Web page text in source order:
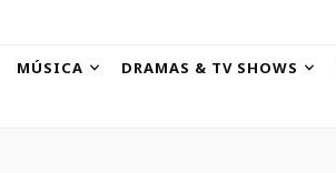
MÚSICA DRAMAS & TV SHOWS